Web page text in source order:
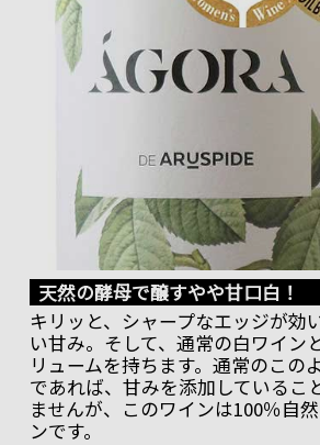
天然の酵母で醸すやや甘口白！
キリッと、シャープなエッジが効
い甘み。そして、通常の白ワイン
リュームを持ちます。通常のこの
であれば、甘みを添加しているこ
ませんが、このワインは100％自
ンです。